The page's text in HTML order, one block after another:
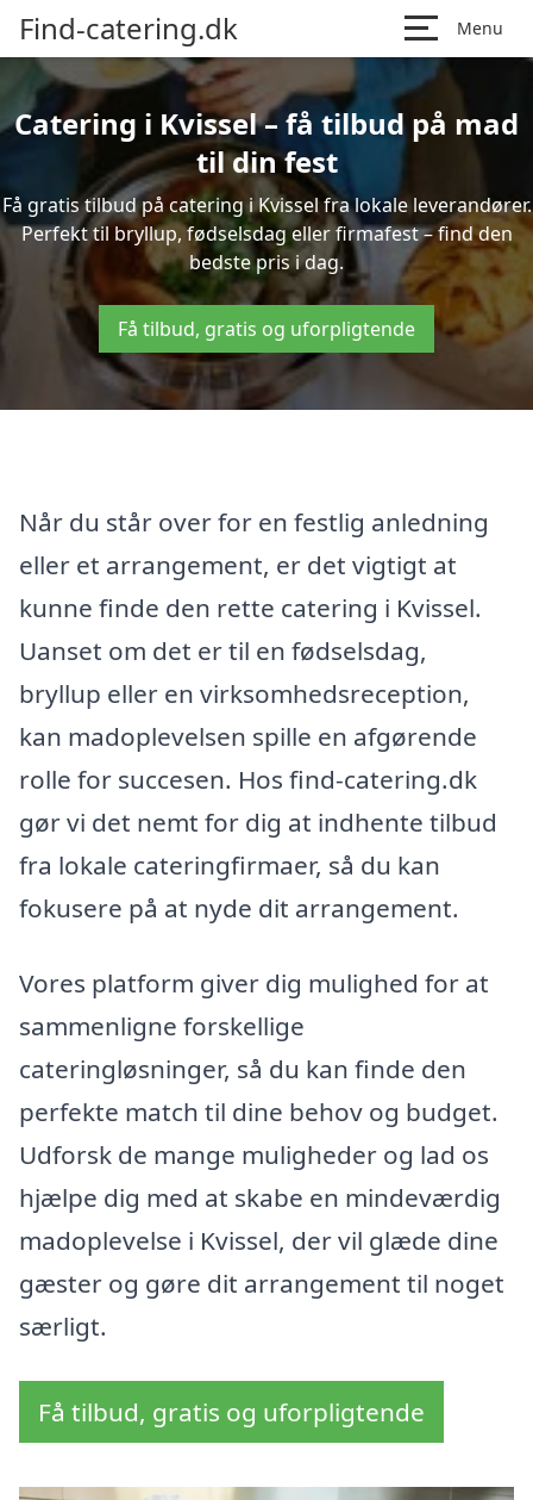
Find-catering.dk Menu
Catering i Kvissel – få tilbud på mad
til din fest
Få gratis tilbud på catering i Kvissel fra lokale leverandører.
Perfekt til bryllup, fødselsdag eller firmafest – find den
bedste pris i dag.
Få tilbud, gratis og uforpligtende
Når du står over for en festlig anledning
eller et arrangement, er det vigtigt at
kunne finde den rette catering i Kvissel.
Uanset om det er til en fødselsdag,
bryllup eller en virksomhedsreception,
kan madoplevelsen spille en afgørende
rolle for succesen. Hos find-catering.dk
gør vi det nemt for dig at indhente tilbud
fra lokale cateringfirmaer, så du kan
fokusere på at nyde dit arrangement.
Vores platform giver dig mulighed for at
sammenligne forskellige
cateringløsninger, så du kan finde den
perfekte match til dine behov og budget.
Udforsk de mange muligheder og lad os
hjælpe dig med at skabe en mindeværdig
madoplevelse i Kvissel, der vil glæde dine
gæster og gøre dit arrangement til noget
særligt.
Få tilbud, gratis og uforpligtende